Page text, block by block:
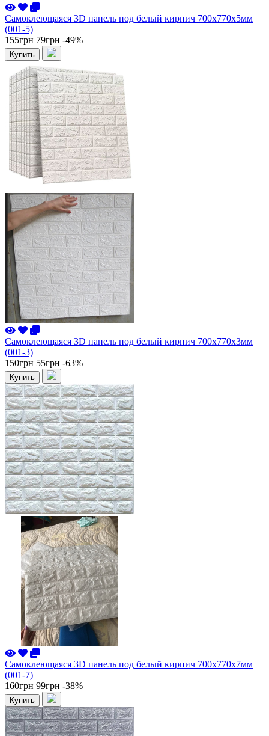
Самоклеющаяся 3D панель под белый кирпич 700x770x5мм
(001-5)
155грн 79грн -49%
Купить
Самоклеющаяся 3D панель под белый кирпич 700x770x3мм
(001-3)
150грн 55грн -63%
Купить
Самоклеющаяся 3D панель под белый кирпич 700x770x7мм
(001-7)
160грн 99грн -38%
Купить